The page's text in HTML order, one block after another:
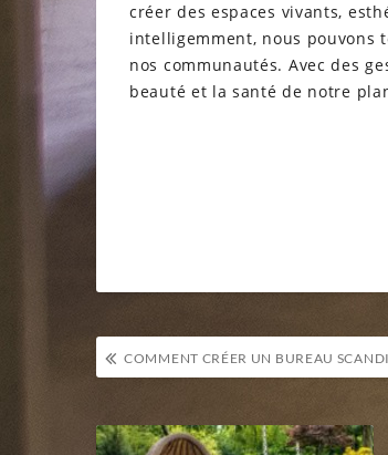
créer des espaces vivants,
intelligemment, nous
nos communautés. Avec des
beauté et la santé de notre
Navigation
de
l’article
COMMENT CRÉER UN BUREAU SCANDINAVE CHALEUREUX ET